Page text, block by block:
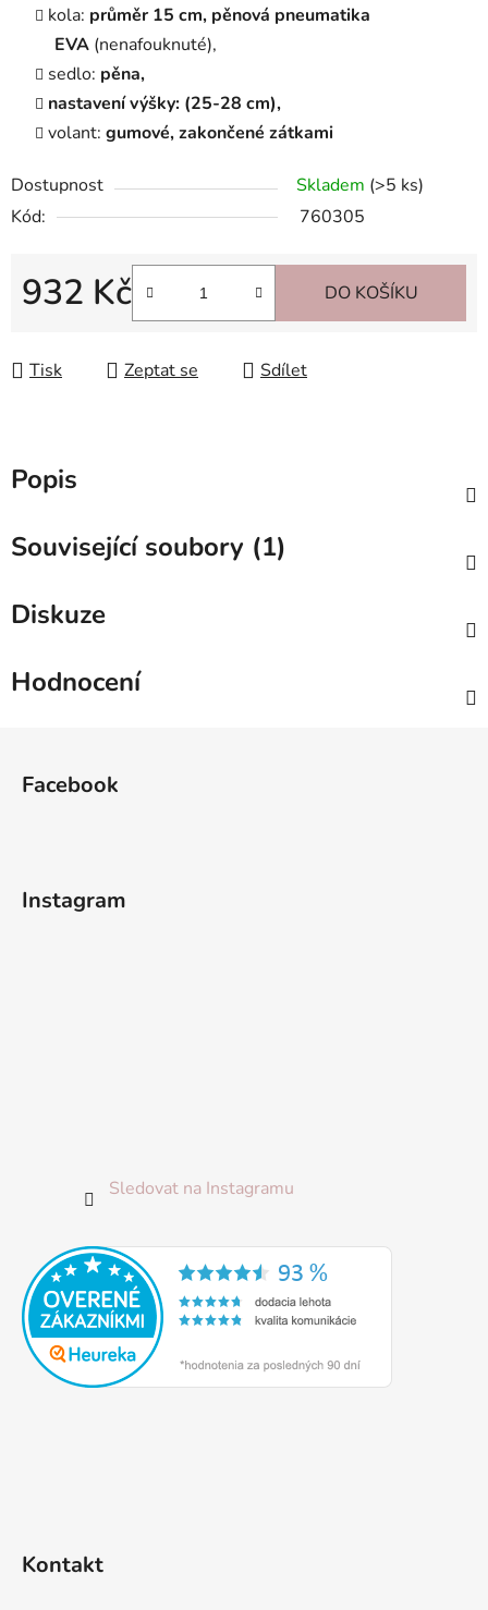
kola: průměr 15 cm, pěnová pneumatika
EVA (nenafouknuté),
sedlo: pěna,
nastavení výšky: (25-28 cm),
volant: gumové, zakončené zátkami
Dostupnost Skladem (>5 ks)
Kód:
760305
932 Kč DO KOŠÍKU
Tisk Zeptat se Sdílet
Popis
Související soubory (1)
Diskuze
Hodnocení
Facebook
Instagram
Sledovat na Instagramu
Kontakt